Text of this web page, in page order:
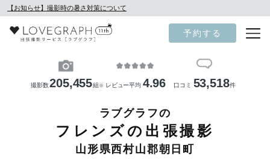
【お知らせ】撮影時の暑さ対策について
予約する
撮影数205,455組 ※ レビュー平均 4.96 口コミ 53,518件
ラブグラフの
フレンズの出張撮影
山形県西村山郡朝日町